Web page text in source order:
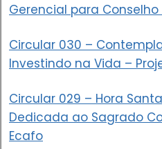
Gerencial para
Circular 030 –
Investindo na Vida –
Circular 029 – Hora
Dedicada ao Sagrado
Ecafo